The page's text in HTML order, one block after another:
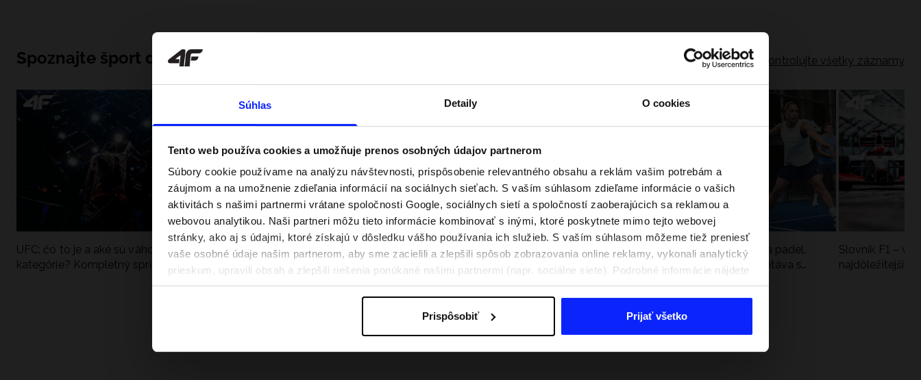
Súhlas Detaily O cookies
Tento web používa cookies a umožňuje prenos osobných údajov partnerom
Súbory cookie používame na analýzu návštevnosti, prispôsobenie relevantného obsahu a reklám vašim potrebám a
záujmom a na umožnenie zdieľania informácií na sociálnych sieťach. S vaším súhlasom zdieľame informácie o vašich
aktivitách s našimi partnermi vrátane spoločnosti Google, sociálnych sietí a spoločností zaoberajúcich sa reklamou a
webovou analytikou. Naši partneri môžu tieto informácie kombinovať s inými, ktoré poskytnete mimo tejto webovej
stránky, ako aj s údajmi, ktoré získajú v dôsledku vášho používania ich služieb. S vaším súhlasom môžeme tiež preniesť
vaše osobné údaje našim partnerom, aby sme zacielili a zlepšili spôsob zobrazovania online reklamy, vykonali analytický
prieskum, upravili obsah a zlepšili riešenia ponúkané našimi partnermi (napr. sociálne siete). Podrobné informácie nájdete
v našich Zásadách ochrany osobných údajov a v časti „Podrobnosti“.
Prispôsobiť Prijať všetko
Spoznajte šport do hĺbky Skontrolujte všetky záznamy
UFC: čo to je a aké sú váhové
kategórie? Kompletný sprievodca
Ako sa dobre pripraviť na aktívny deň
pri vode? Poradíme, čo si zbaliť
Festivalové outfity. Ako sa obliecť na
hudobné festivaly?
Nová kolekcia 4F na tenis a padel.
Športová funkčnosť sa stretáva s
Slovník F1 –
najdôležitejšie